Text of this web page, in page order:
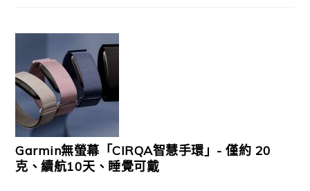
Garmin無螢幕「CIRQA智慧手環」- 僅約 20
克、續航10天、睡覺可戴